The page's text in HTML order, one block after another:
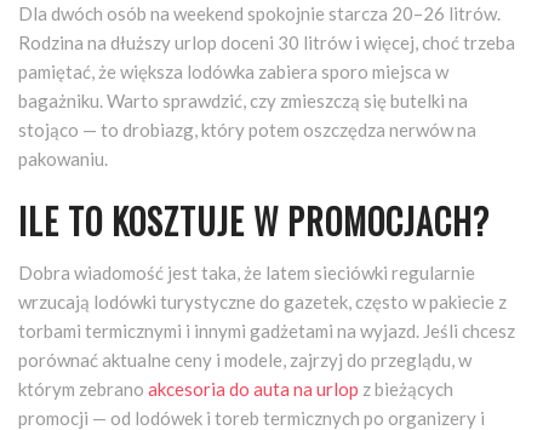
Dla dwóch osób na weekend spokojnie starcza 20–26 litrów.
Rodzina na dłuższy urlop doceni 30 litrów i więcej, choć trzeba
pamiętać, że większa lodówka zabiera sporo miejsca w
bagażniku. Warto sprawdzić, czy zmieszczą się butelki na
stojąco — to drobiazg, który potem oszczędza nerwów na
pakowaniu.
ILE TO KOSZTUJE W PROMOCJACH?
Dobra wiadomość jest taka, że latem sieciówki regularnie
wrzucają lodówki turystyczne do gazetek, często w pakiecie z
torbami termicznymi i innymi gadżetami na wyjazd. Jeśli chcesz
porównać aktualne ceny i modele, zajrzyj do przeglądu, w
którym zebrano akcesoria do auta na urlop z bieżących
promocji — od lodówek i toreb termicznych po organizery i